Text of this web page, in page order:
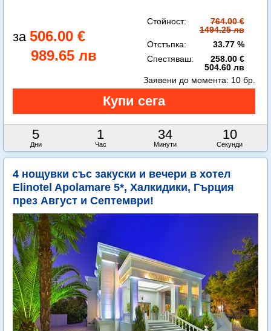
506.00 €
989.65 лв
Стойност:
764.00 €
1494.25 лв
Отстъпка:
33.77 %
Спестяваш:
258.00 €
504.60 лв
5
Дни
1
Час
34
Минути
8
Секунди
Заявени до момента: 10 бр.
4 нощувки със закуски и вечери в хотел
Elinotel Apolamare 5*, Халкидики, Гърция
през Август и Септември!